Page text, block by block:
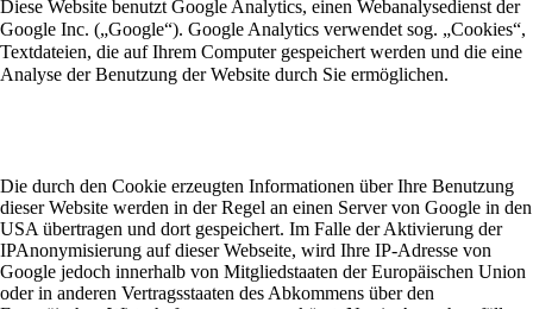
Diese Website benutzt Google Analytics, einen Webanalysedienst der
Google Inc. („Google“). Google Analytics verwendet sog. „Cookies“,
Textdateien, die auf Ihrem Computer gespeichert werden und die eine
Analyse der Benutzung der Website durch Sie ermöglichen.
Die durch den Cookie erzeugten Informationen über Ihre Benutzung
dieser Website werden in der Regel an einen Server von Google in den
USA übertragen und dort gespeichert. Im Falle der Aktivierung der
IPAnonymisierung auf dieser Webseite, wird Ihre IP-Adresse von
Google jedoch innerhalb von Mitgliedstaaten der Europäischen Union
oder in anderen Vertragsstaaten des Abkommens über den